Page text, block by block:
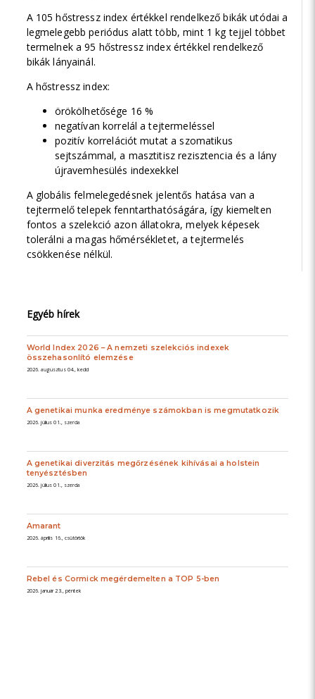
A 105 hőstressz index értékkel rendelkező bikák utódai a
legmelegebb periódus alatt több, mint 1 kg tejjel többet
termelnek a 95 hőstressz index értékkel rendelkező
bikák lányainál.
A hőstressz index:
örökölhetősége 16 %
negatívan korrelál a tejtermeléssel
pozitív korrelációt mutat a szomatikus
sejtszámmal, a masztitisz rezisztencia és a lány
újravemhesülés indexekkel
A globális felmelegedésnek jelentős hatása van a
tejtermelő telepek fenntarthatóságára, így kiemelten
fontos a szelekció azon állatokra, melyek képesek
tolerálni a magas hőmérsékletet, a tejtermelés
csökkenése nélkül.
Egyéb hírek
World Index 2026 – A nemzeti szelekciós indexek
összehasonlító elemzése
2026. augusztus 04., kedd
A genetikai munka eredménye számokban is megmutatkozik
2026. július 01., szerda
A genetikai diverzitás megőrzésének kihívásai a holstein
tenyésztésben
2026. július 01., szerda
Amarant
2026. április 16., csütörtök
Rebel és Cormick megérdemelten a TOP 5-ben
2026. január 23., péntek